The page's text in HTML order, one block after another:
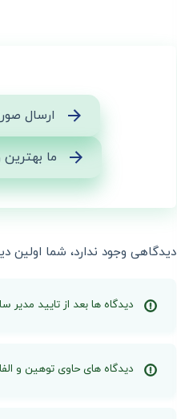
ارسال
ما
دیدگاهی وجود ندارد، شما اولین
دیدگاه ها بعد از تایید
دیدگاه های حاوی توهین و